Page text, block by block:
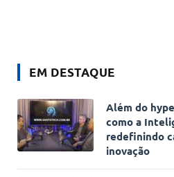
EM DESTAQUE
Além do
como a
redefinindo
inovação